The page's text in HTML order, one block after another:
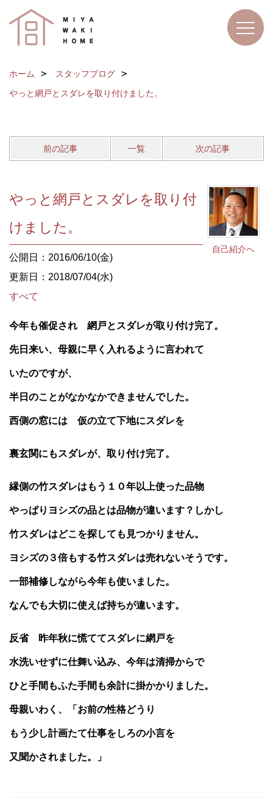
ホーム
スタッフブログ
やっと網戸とスダレを取り付けました。
前の記事 一覧 次の記事
自己紹介へ
やっと網戸とスダレを取り付
けました。
公開日：2016/06/10(金)
更新日：2018/07/04(水)
すべて
今年も催促され 網戸とスダレが取り付け完了。
先日来い、母親に早く入れるように言われて
いたのですが、
半日のことがなかなかできませんでした。
西側の窓には 仮の立て下地にスダレを
裏玄関にもスダレが、取り付け完了。
縁側の竹スダレはもう１０年以上使った品物
やっぱりヨシズの品とは品物が違います？しかし
竹スダレはどこを探しても見つかりません。
ヨシズの３倍もする竹スダレは売れないそうです。
一部補修しながら今年も使いました。
なんでも大切に使えば持ちが違います。
反省 昨年秋に慌ててスダレに網戸を
水洗いせずに仕舞い込み、今年は清掃からで
ひと手間もふた手間も余計に掛かかりました。
母親いわく、「お前の性格どうり
もう少し計画たて仕事をしろの小言を
又聞かされました。」